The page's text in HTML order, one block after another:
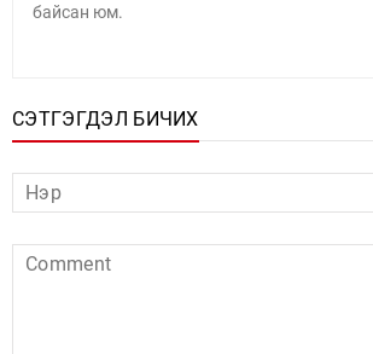
байсан юм.
СЭТГЭГДЭЛ БИЧИХ